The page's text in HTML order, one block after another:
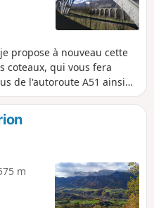
propose à nouveau cette
coteaux, qui vous fera
de l'autoroute A51 ainsi
face Est du Vercors. Vous
hameaux du Sud de
m